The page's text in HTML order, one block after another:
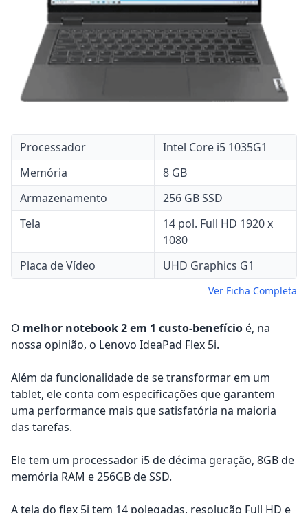
Processador
Intel Core i5 1035G1
Memória
8 GB
Armazenamento
256 GB SSD
Tela
14 pol. Full HD 1920 x
1080
Placa de Vídeo
UHD Graphics G1
Ver Ficha Completa
O melhor notebook 2 em 1 custo-benefício é, na
nossa opinião, o Lenovo IdeaPad Flex 5i.
Além da funcionalidade de se transformar em um
tablet, ele conta com especificações que garantem
uma performance mais que satisfatória na maioria
das tarefas.
Ele tem um processador i5 de décima geração, 8GB de
memória RAM e 256GB de SSD.
A tela do flex 5i tem 14 polegadas, resolução Full HD e